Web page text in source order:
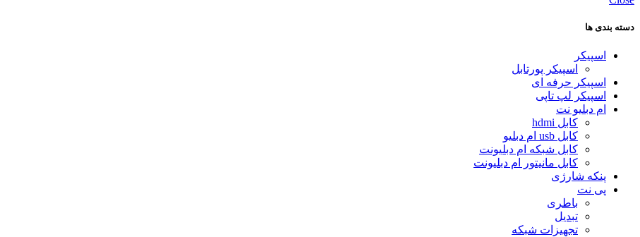
دسته بندی ها
اسپیکر
اسپیکر پورتابل
اسپیکر حرفه ای
اسپیکر لپ تاپی
ام دبلیو نت
کابل hdmi
کابل usb ام دبلیو
کابل شبکه ام دبلیونت
کابل مانیتور ام دبلیونت
پنکه شارژی
پی نت
باطری
تبدیل
تجهیزات شبکه